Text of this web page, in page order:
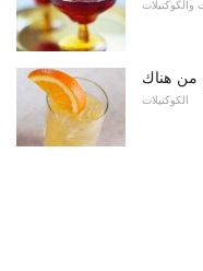
والكوكتيلات
من هناك
الكوكتيلات